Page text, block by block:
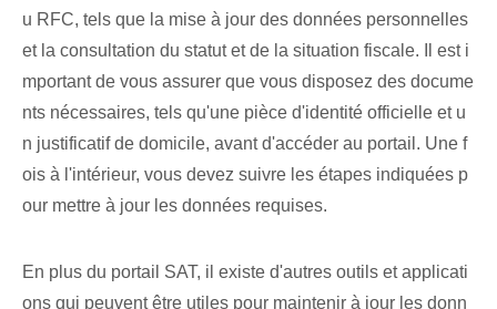
u RFC, tels que la mise à jour des données personnelles
et la consultation du statut et de la situation fiscale. Il est i
mportant de vous assurer que vous disposez des docume
nts nécessaires, tels qu'une pièce d'identité officielle et u
n justificatif de domicile, avant d'accéder au portail. Une f
ois à l'intérieur, vous devez suivre les étapes indiquées p
our mettre à jour les données requises.
En plus du portail SAT, il existe d'autres outils et applicati
ons qui peuvent être utiles pour maintenir à jour les donn